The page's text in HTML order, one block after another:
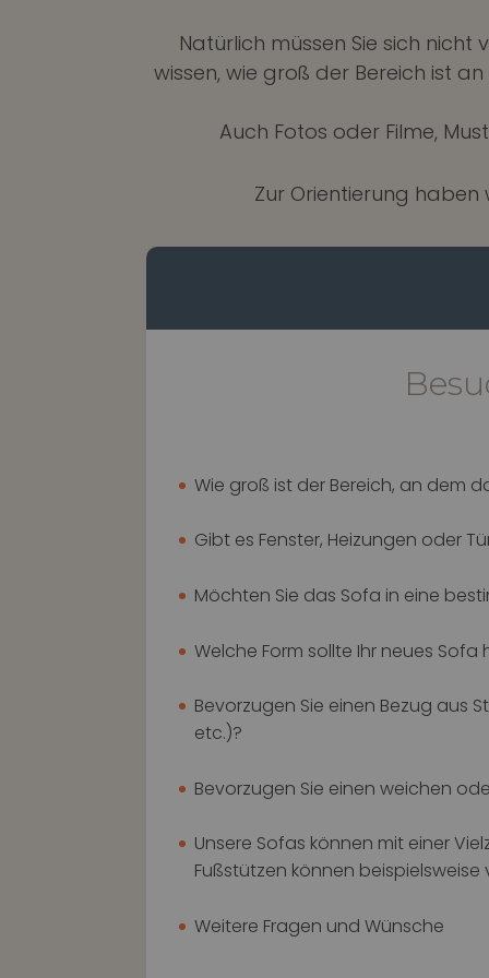
Natürlich müssen Sie sich
wissen, wie groß der Bereich ist
Auch Fotos oder Filme,
Zur Orientierung haben
Wie groß ist der Bereich, an dem
Gibt es Fenster, Heizungen oder
Möchten Sie das Sofa in eine
Welche Form sollte Ihr neues Sofa
Bevorzugen Sie einen Bezug aus
etc.)?
Bevorzugen Sie einen weichen
Unsere Sofas können mit einer
Fußstützen können
Weitere Fragen und Wünsche